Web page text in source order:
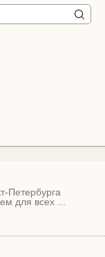
Петербурга
для всех ...